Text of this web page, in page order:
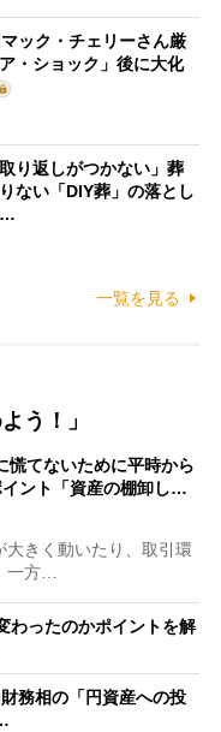
マック・チェリーさん厳
・ショック」後に大化
り返しがつかない」葬
ない「DIY葬」の落とし
…
一覧を見る
う！」
慌てないために平時から
ント「資産の棚卸し…
きく動いたり、取引環
一方…
わったのかポイントを解
務相の「円資産への投